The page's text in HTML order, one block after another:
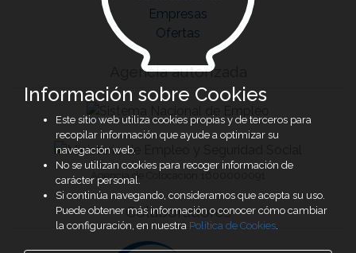
Empresas
Ofertas
Agencia autorizada
Agencia de Colocación 1600000091
Colaboradores
Información sobre Cookies
Este sitio web utiliza cookies propias y de terceros para
recopilar información que ayude a optimizar su
navegación web.
No se utilizan cookies para recoger información de
carácter personal.
Si continúa navegando, consideramos que acepta su uso.
Puede obtener más información o conocer cómo cambiar
la configuración, en nuestra Política de Cookies.